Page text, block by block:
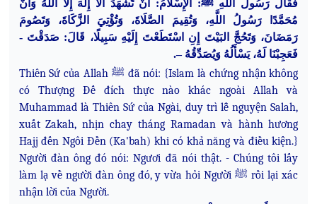
فَقَالَ رَسُولُ اللَّهِ ﷺ: الإِسْلَامُ: أَنْ تَشْهَدَ أَلَّا إِلَهَ إِلَّا اللَّهُ وَأَنَّ
مُحَمَّدًا رَسُولُ اللَّهِ، وَتُقِيمَ الصَّلَاةَ، وَتُؤْتِيَ الزَّكَاةَ، وَتَصُومَ
رَمَضَانَ، وَتَحُجَّ البَيْتَ إِنِ اسْتَطَعْتَ إِلَيْهِ سَبِيلًا، قَالَ: صَدَقْتَ -
فَعَجِبْنَا لَهُ، يَسْأَلُهُ وَيُصَدِّقُهُ –.
Thiên Sứ của Allah ﷺ đã nói: {Islam là chứng nhận không
có Thượng Đế đích thực nào khác ngoài Allah và
Muhammad là Thiên Sứ của Ngài, duy trì lễ nguyện Salah,
xuất Zakah, nhịn chay tháng Ramadan và hành hương
Hajj đến Ngôi Đền (Ka'bah) khi có khả năng và điều kiện.}
Người đàn ông đó nói: Ngươi đã nói thật. - Chúng tôi lấy
làm lạ về người đàn ông đó, y vừa hỏi Người ﷺ rồi lại xác
nhận lời của Người.